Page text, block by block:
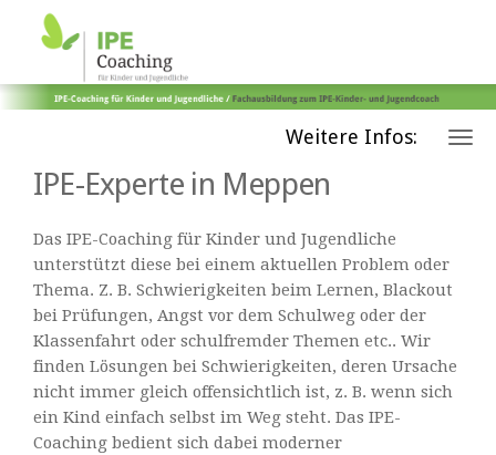
Weitere Infos:
IPE-Experte in Meppen
Das IPE-Coaching für Kinder und Jugendliche
unterstützt diese bei einem aktuellen Problem oder
Thema. Z. B. Schwierigkeiten beim Lernen, Blackout
bei Prüfungen, Angst vor dem Schulweg oder der
Klassenfahrt oder schulfremder Themen etc.. Wir
finden Lösungen bei Schwierigkeiten, deren Ursache
nicht immer gleich offensichtlich ist, z. B. wenn sich
ein Kind einfach selbst im Weg steht. Das IPE-
Coaching bedient sich dabei moderner